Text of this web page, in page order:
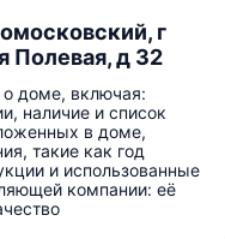
г
Полевая, д 32
доме, включая:
наличие и список
в доме,
такие как год
и использованные
компании: её